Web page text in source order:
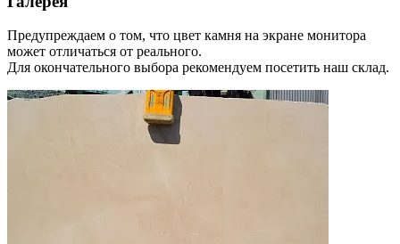
Предупреждаем о том, что цвет камня на экране монитора
может отличаться от реального.
Для окончательного выбора рекомендуем посетить наш склад.